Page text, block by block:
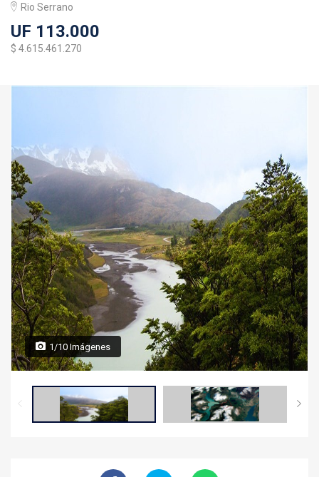
Rio Serrano
UF 113.000
$ 4.615.461.270
1/10 Imágenes